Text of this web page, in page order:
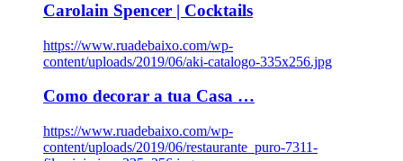
Carolain Spencer | Cocktails
https://www.ruadebaixo.com/wp-
content/uploads/2019/06/aki-catalogo-335x256.jpg
Como decorar a tua Casa …
https://www.ruadebaixo.com/wp-
content/uploads/2019/06/restaurante_puro-7311-